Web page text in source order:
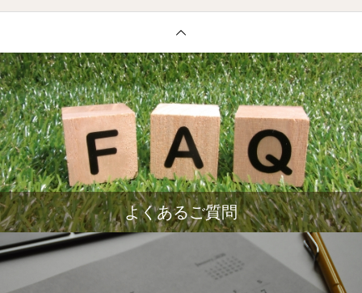
よくあるご質問